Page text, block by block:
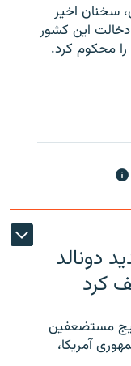
سخنان اخیر
دخالت این کشور
را محکوم کرد.
دونالد
کرد
مستضعفین
آمریکا،